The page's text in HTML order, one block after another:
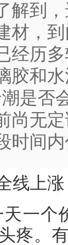
解到
材，
经历
胶和
是否
尚无
时间
线上涨
天一个
疼。